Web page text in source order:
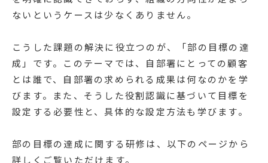
ないというケースは少なくありません。
こうした課題の解決に役立つのが、「部の目標の達
成」です。このテーマでは、自部署にとっての顧客
とは誰で、自部署の求められる成果は何なのかを学
びます。また、そうした役割認識に基づいて目標を
設定する必要性と、具体的な設定方法も学びます。
部の目標の達成に関する研修は、以下のページから
詳しくご覧いただけます。